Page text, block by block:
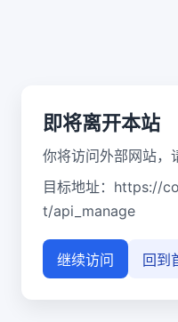
即将离开本站
你将访问外部网站，
目标地址： https://
t/api_manage
继续访问 回到